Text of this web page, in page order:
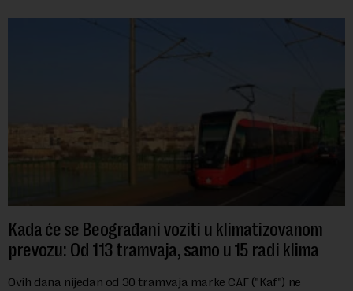
Kada će se Beograđani voziti u klimatizovanom
prevozu: Od 113 tramvaja, samo u 15 radi klima
Ovih dana nijedan od 30 tramvaja marke CAF ("Kaf") ne